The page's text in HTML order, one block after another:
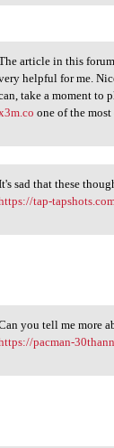
article in this
article in this
helpful for me.
take a moment to
one of the
sad that these
sad that these
tap-
you tell me
you tell me more
pacman-